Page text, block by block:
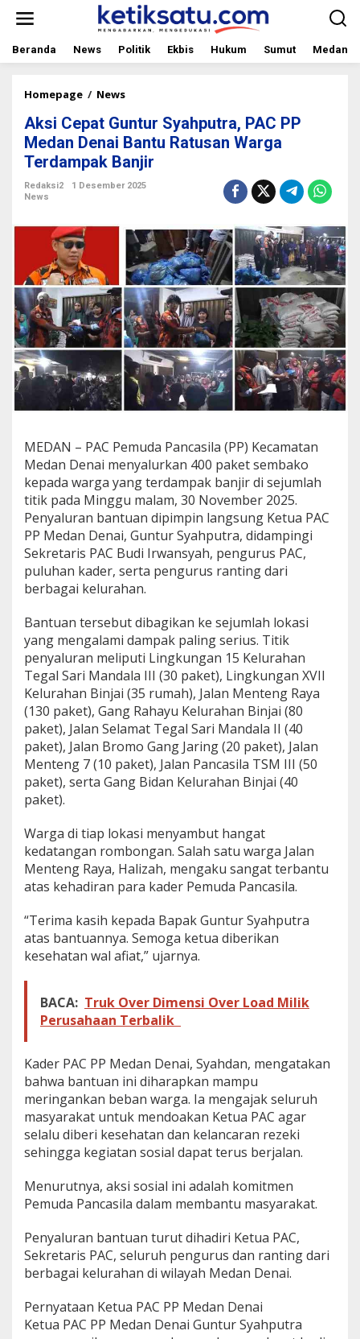
t
Beranda News Politik Ekbis Hukum Sumut Medan
Homepage / News
s
i
C
e
p
u
t
u
r
S
y
a
h
p
u
r
,
P
A
C
P
P
M
e
d
a
n
e
n
a
i
B
a
n
t
u
R
a
u
n
W
a
r
g
T
r
d
p
a
a
n
j
i
r
Aksi Cepat Guntur Syahputra, PAC PP
Medan Denai Bantu Ratusan Warga
Terdampak Banjir
Redaksi2
1 Desember 2025
News
MEDAN – PAC Pemuda Pancasila (PP) Kecamatan
Medan Denai menyalurkan 400 paket sembako
kepada warga yang terdampak banjir di sejumlah
titik pada Minggu malam, 30 November 2025.
Penyaluran bantuan dipimpin langsung Ketua PAC
PP Medan Denai, Guntur Syahputra, didampingi
Sekretaris PAC Budi Irwansyah, pengurus PAC,
puluhan kader, serta pengurus ranting dari
berbagai kelurahan.
Bantuan tersebut dibagikan ke sejumlah lokasi
yang mengalami dampak paling serius. Titik
penyaluran meliputi Lingkungan 15 Kelurahan
Tegal Sari Mandala III (30 paket), Lingkungan XVII
Kelurahan Binjai (35 rumah), Jalan Menteng Raya
(130 paket), Gang Rahayu Kelurahan Binjai (80
paket), Jalan Selamat Tegal Sari Mandala II (40
paket), Jalan Bromo Gang Jaring (20 paket), Jalan
Menteng 7 (10 paket), Jalan Pancasila TSM III (50
paket), serta Gang Bidan Kelurahan Binjai (40
paket).
Warga di tiap lokasi menyambut hangat
kedatangan rombongan. Salah satu warga Jalan
Menteng Raya, Halizah, mengaku sangat terbantu
atas kehadiran para kader Pemuda Pancasila.
“Terima kasih kepada Bapak Guntur Syahputra
atas bantuannya. Semoga ketua diberikan
kesehatan wal afiat,” ujarnya.
BACA: Truk Over Dimensi Over Load Milik
Perusahaan Terbalik
Kader PAC PP Medan Denai, Syahdan, mengatakan
bahwa bantuan ini diharapkan mampu
meringankan beban warga. Ia mengajak seluruh
masyarakat untuk mendoakan Ketua PAC agar
selalu diberi kesehatan dan kelancaran rezeki
sehingga kegiatan sosial dapat terus berjalan.
Menurutnya, aksi sosial ini adalah komitmen
Pemuda Pancasila dalam membantu masyarakat.
Penyaluran bantuan turut dihadiri Ketua PAC,
Sekretaris PAC, seluruh pengurus dan ranting dari
berbagai kelurahan di wilayah Medan Denai.
Pernyataan Ketua PAC PP Medan Denai
Ketua PAC PP Medan Denai Guntur Syahputra